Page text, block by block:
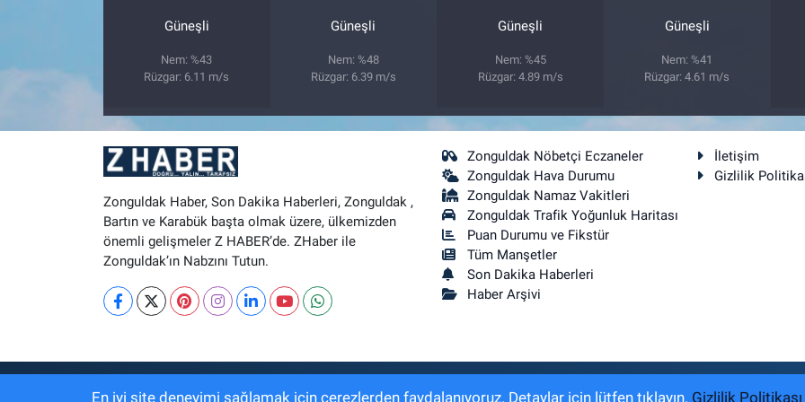
Güneşli
Nem: %43
Rüzgar: 6.11 m/s
Güneşli
Nem: %48
Rüzgar: 6.39 m/s
Güneşli
Nem: %45
Rüzgar: 4.89 m/s
Güneşli
Nem: %41
Rüzgar: 4.61 m/s
Zonguldak Haber, Son Dakika Haberleri, Zonguldak ,
Bartın ve Karabük başta olmak üzere, ülkemizden
önemli gelişmeler Z HABER’de. ZHaber ile
Zonguldak’ın Nabzını Tutun.
Zonguldak Nöbetçi Eczaneler
Zonguldak Hava Durumu
Zonguldak Namaz Vakitleri
Zonguldak Trafik Yoğunluk Haritası
Puan Durumu ve Fikstür
Tüm Manşetler
Son Dakika Haberleri
Haber Arşivi
İletişim
Gizlilik
RSS Copyright © Zhaber.com.tr 2024. Her hakkı saklıdır.
En iyi site deneyimi sağlamak için çerezlerden faydalanıyoruz. Detaylar için lütfen tıklayın. Gizlilik Politikası